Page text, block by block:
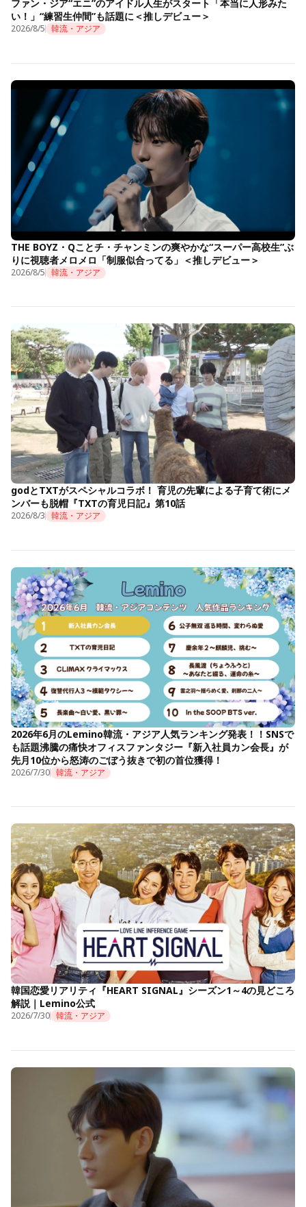
ファン・ジア“エニ”のアイドル人生がスタート「本当に人形みた
い！」“練習生仲間”も話題に＜推しデビュー＞
2026/8/5 韓流・アジア
THE BOYZ・Qことチ・チャンミンの爽やかな“スーパー高校生”ぶ
りに視聴者メロメロ「制服似合ってる」＜推しデビュー＞
2026/8/5 韓流・アジア
godとTXTがスペシャルコラボ！ 育児の先輩による子育て術にメ
ンバーも脱帽『TXTの育児日記』第10話
2026/8/3 韓流・アジア
2026年6月のLemino韓流・アジア人気ランキング発表！！SNSで
も話題沸騰の痛快オフィスファンタジー『新入社員カン会長』が
先月10位から怒涛のごぼう抜きで初の首位獲得！
2026/7/30 韓流・アジア
韓国恋愛リアリティ『HEART SIGNAL』シーズン1～4の見どころ
解説｜Lemino公式
2026/7/30 韓流・アジア